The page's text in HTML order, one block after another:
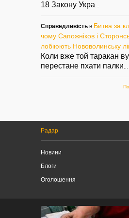
18 Закону Укра
Справедливість в Битва за
чому Сапожніков і
лобіюють Нововолинську
Коли вже той таракан
перестане пхати палки
Радар
Новини
Блоги
Оголошення